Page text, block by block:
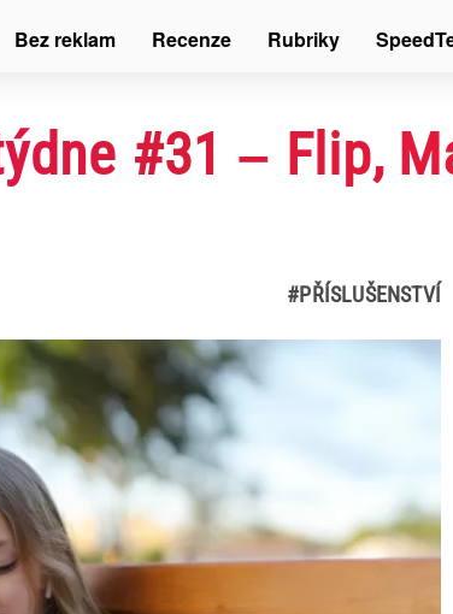
#31 – Flip,
#PŘÍSLUŠENSTVÍ
Bez reklam Recenze Rubriky